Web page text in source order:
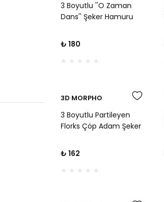
3 Boyutlu ''O Zaman
Dans'' Şeker Hamuru
Eğlenceli Parti, Doğum
Günü ve Bekarlığa Veda
Kurabiyeleri İçin
₺ 180
3D MORPHO
3 Boyutlu Partileyen
Florks Çöp Adam Şeker
Kalıbı - Eğlenceli Parti,
Doğum Günü ve Mizahi
Kurabiyeler İçin
₺ 162